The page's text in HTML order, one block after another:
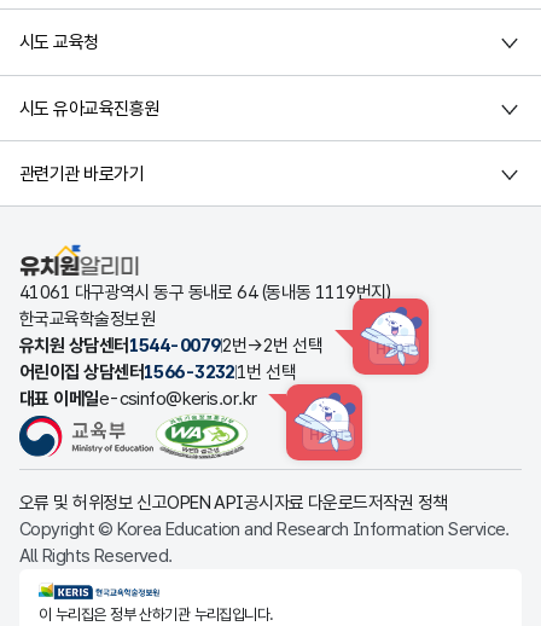
시도 교육청
시도 유아교육진흥원
관련기관 바로가기
유치원알리미
41061 대구광역시 동구 동내로 64 (동내동 1119번지)
한국교육학술정보원
유치원 상담센터 1544-00792번→2번 선택 HINT
어린이집 상담센터1566-32321번 선택
대표 이메일e-csinfo@keris.or.kr
HINT
오류 및 허위정보 신고OPEN API공시자료 다운로드저작권 정책
Copyright © Korea Education and Research Information Service.
All Rights Reserved.
KERIS한국교육학술정보원
이 누리집은 정부 산하기관 누리집입니다.